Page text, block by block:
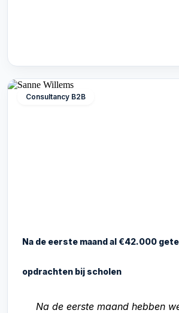
Consultancy B2B
Na de eerste maand al €42.000
opdrachten bij scholen
Na de eerste maand hebben